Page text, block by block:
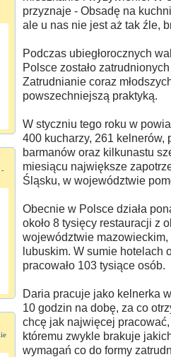
-
przyznaje - Obsadę na
ale u nas nie jest aż tak źle,
Podczas ubiegłorocznych
Polsce zostało
Zatrudnianie coraz
powszechniejszą praktyką.
W styczniu tego roku w
400 kucharzy, 261 kelnerów,
barmanów oraz kilkunastu
miesiącu największe
Śląsku, w województwie
Obecnie w Polsce działa
około 8 tysięcy restauracji z
województwie
lubuskim. W sumie hotelach
pracowało 103 tysiące osób.
Daria pracuje jako kelnerka
10 godzin na dobę, za co
chcę jak najwięcej
któremu zwykle brakuje
wymagań co do formy